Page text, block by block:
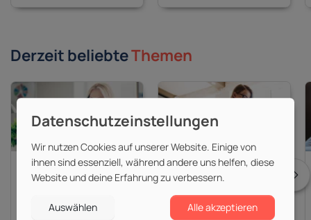
Derzeit beliebteThemen
Adobe Photoshop
ab 525,00 €
Adobe Illustrator
ab 525,00 €
Wir nutzen Cookies auf unserer Website. Einige von
ihnen sind essenziell, während andere uns helfen, diese
Website und deine Erfahrung zu verbessern.
Auswählen Alle akzeptieren